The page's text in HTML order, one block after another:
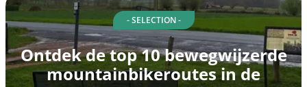
- SELECTION -
Ontdek de top 10 bewegwijzerde
mountainbikeroutes in de